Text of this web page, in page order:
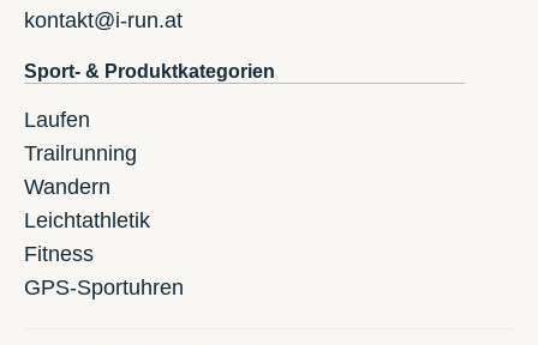
kontakt@i-run.at
Sport- & Produktkategorien
Laufen
Trailrunning
Wandern
Leichtathletik
Fitness
GPS-Sportuhren